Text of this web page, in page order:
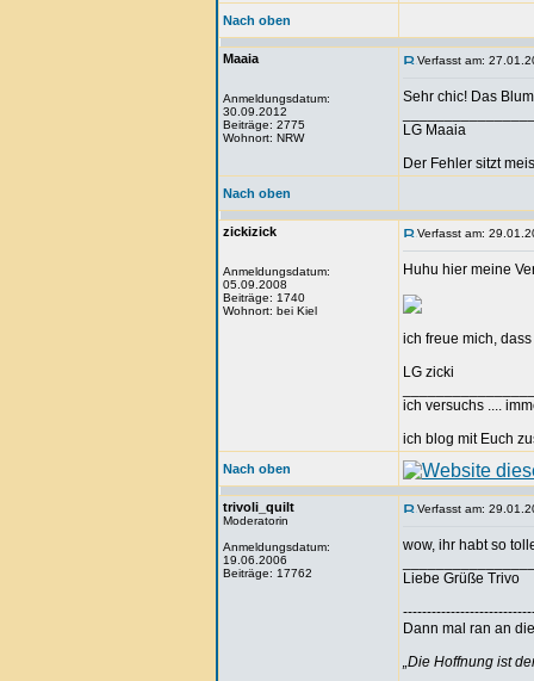
Nach oben
Maaia
Anmeldungsdatum:
30.09.2012
Beiträge: 2775
Wohnort: NRW
Verfasst am:
Sehr chic! Das
LG Maaia
Der Fehler sitzt
Nach oben
zickizick
Anmeldungsdatum:
05.09.2008
Beiträge: 1740
Wohnort: bei Kiel
Verfasst am:
Huhu hier meine
ich freue mich,
LG zicki
ich versuchs ....
ich blog mit Euch
Nach oben
trivoli_quilt
Moderatorin
Anmeldungsdatum:
19.06.2006
Beiträge: 17762
Verfasst am:
wow, ihr habt so
Liebe Grüße Trivo
Dann mal ran an
„Die Hoffnung ist